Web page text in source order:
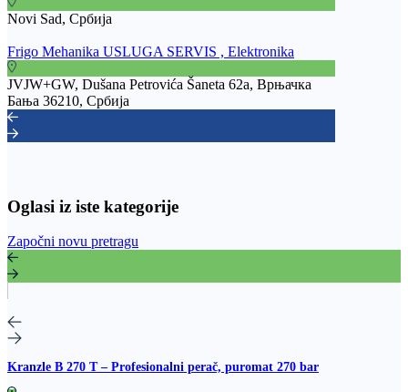
Novi Sad, Србија
Frigo Mehanika USLUGA SERVIS , Elektronika
JVJW+GW, Dušana Petrovića Šaneta 62a, Врњачка
Бања 36210, Србија
Oglasi iz iste kategorije
Započni novu pretragu
Kranzle B 270 T – Profesionalni perač, puromat 270 bar